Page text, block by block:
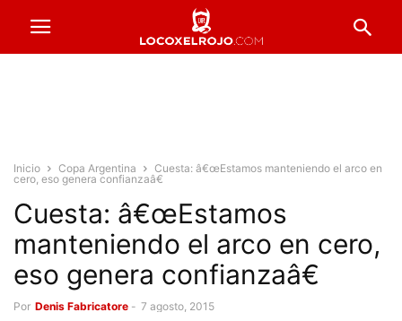
Inicio Copa Argentina
Cuesta: â€œEstamos manteniendo el arco en
cero, eso genera confianzaâ€
Cuesta: â€œEstamos
manteniendo el arco en cero,
eso genera confianzaâ€
Por Denis Fabricatore - 7 agosto, 2015